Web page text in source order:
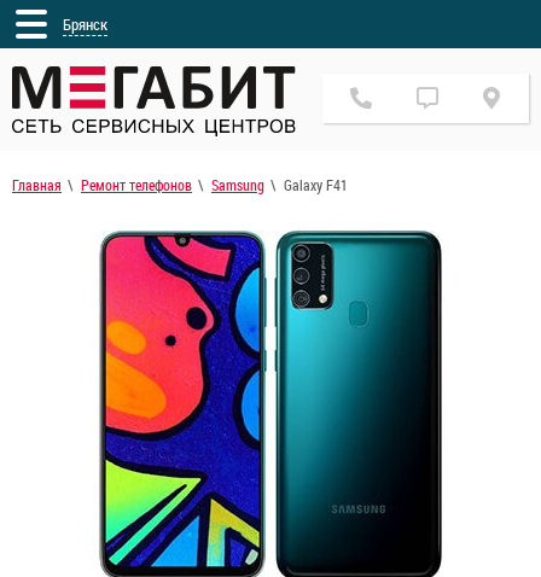
Брянск
Главная Ремонт телефонов Samsung Galaxy F41